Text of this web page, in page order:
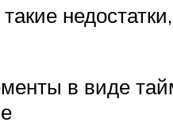
в виде